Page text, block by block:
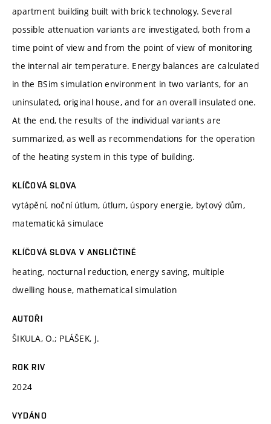
apartment building built with brick technology. Several
possible attenuation variants are investigated, both from a
time point of view and from the point of view of monitoring
the internal air temperature. Energy balances are calculated
in the BSim simulation environment in two variants, for an
uninsulated, original house, and for an overall insulated one.
At the end, the results of the individual variants are
summarized, as well as recommendations for the operation
of the heating system in this type of building.
KLÍČOVÁ SLOVA
vytápění, noční útlum, útlum, úspory energie, bytový dům,
matematická simulace
KLÍČOVÁ SLOVA V ANGLIČTINĚ
heating, nocturnal reduction, energy saving, multiple
dwelling house, mathematical simulation
AUTOŘI
ŠIKULA, O.; PLÁŠEK, J.
ROK RIV
2024
VYDÁNO